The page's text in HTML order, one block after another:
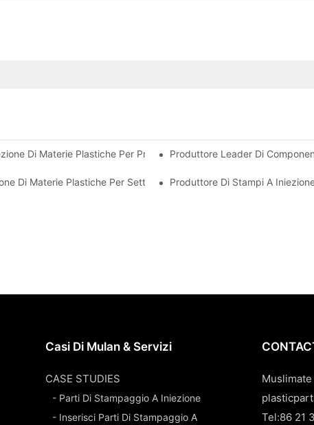
Di Materie Plastiche Per Prodotti Di Qualità Premium
Produttore Leader Di
Di Materie Plastiche Per Settori SpecializzatiProduttore Di Stampi A
Casi Di Mulan & Servizi
CASE STUDIES
- Parti Di Stampaggio A Iniezione
- Inserisci Parti Di Stampaggio A
Tel:86 21